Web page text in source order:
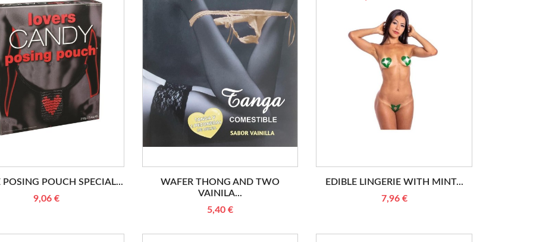
POSING POUCH SPECIAL...
9,06 €
WAFER THONG AND TWO
VAINILA...
5,40 €
EDIBLE LINGERIE WITH MINT...
7,96 €